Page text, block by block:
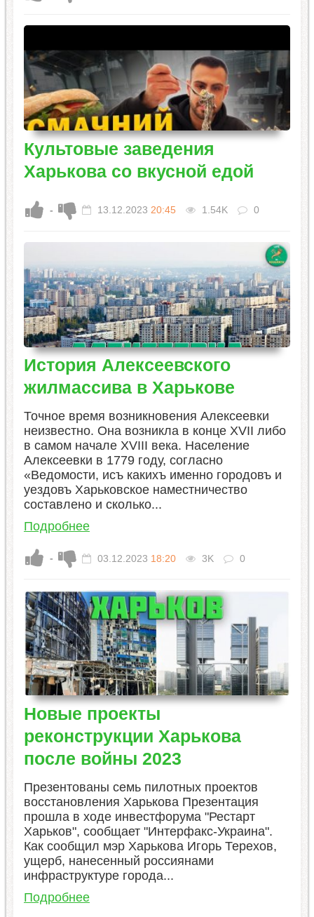
Культовые заведения
Харькова со вкусной едой
- 13.12.2023 20:45 1.54K 0
История Алексеевского
жилмассива в Харькове
Точное время возникновения Алексеевки
неизвестно. Она возникла в конце XVII либо
в самом начале XVIII века. Население
Алексеевки в 1779 году, согласно
«Ведомости, исъ какихъ именно городовъ и
уездовъ Харьковское наместничество
составлено и сколько...
Подробнее
- 03.12.2023 18:20 3K 0
Новые проекты
реконструкции Харькова
после войны 2023
Презентованы семь пилотных проектов
восстановления Харькова Презентация
прошла в ходе инвестфорума "Рестарт
Харьков", сообщает "Интерфакс-Украина".
Как сообщил мэр Харькова Игорь Терехов,
ущерб, нанесенный россиянами
инфраструктуре города...
Подробнее